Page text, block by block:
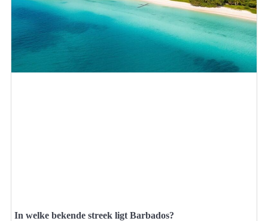
In welke bekende streek ligt Barbados?